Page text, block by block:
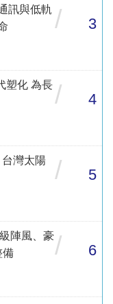
訊與低軌 / 3
塑化 為長 / 4
灣太陽
/ 5
陣風、豪
備
/ 6